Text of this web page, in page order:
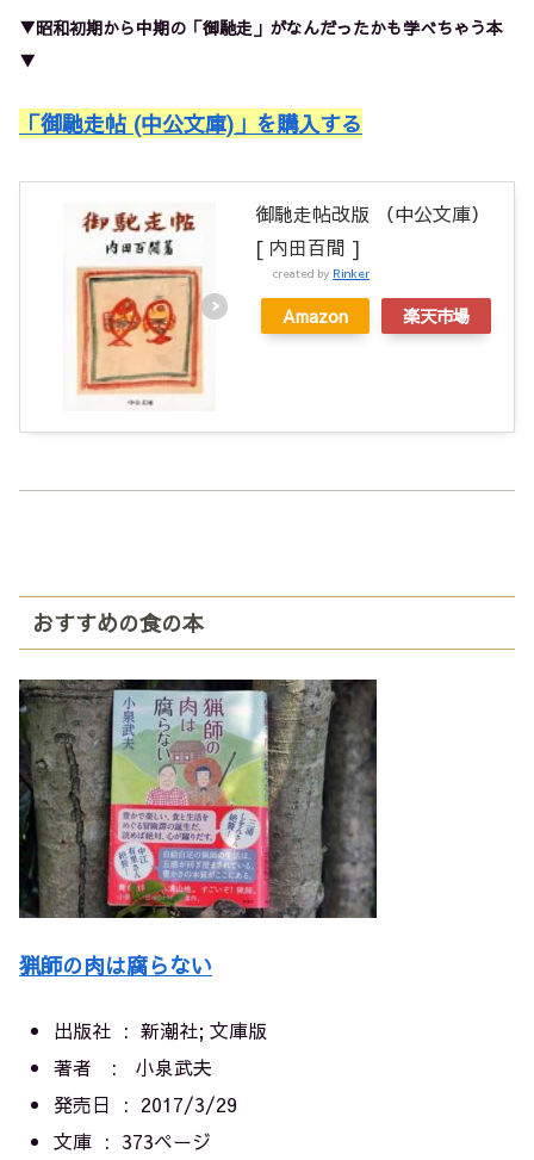
▼昭和初期から中期の「御馳走」がなんだったかも学べちゃう本
▼
「御馳走帖 (中公文庫)」を購入する
御馳走帖改版 （中公文庫）
[ 内田百間 ]
created by Rinker
Amazon 楽天市場
おすすめの食の本
猟師の肉は腐らない
出版社 ‏ : ‎新潮社; 文庫版
著者 : 小泉武夫
発売日 ‏ : ‎ 2017/3/29
文庫 ‏ : ‎ 373ページ